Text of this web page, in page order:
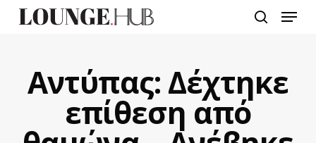
Menu
Αντύπας: Δέχτηκε
επίθεση από